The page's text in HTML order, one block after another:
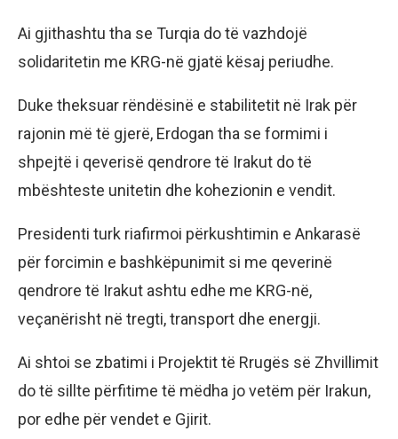
Ai gjithashtu tha se Turqia do të vazhdojë
solidaritetin me KRG-në gjatë kësaj periudhe.
Duke theksuar rëndësinë e stabilitetit në Irak për
rajonin më të gjerë, Erdogan tha se formimi i
shpejtë i qeverisë qendrore të Irakut do të
mbështeste unitetin dhe kohezionin e vendit.
Presidenti turk riafirmoi përkushtimin e Ankarasë
për forcimin e bashkëpunimit si me qeverinë
qendrore të Irakut ashtu edhe me KRG-në,
veçanërisht në tregti, transport dhe energji.
Ai shtoi se zbatimi i Projektit të Rrugës së Zhvillimit
do të sillte përfitime të mëdha jo vetëm për Irakun,
por edhe për vendet e Gjirit.